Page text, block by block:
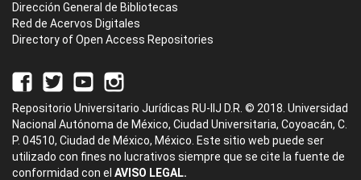
Dirección General de Bibliotecas
Red de Acervos Digitales
Directory of Open Access Repositories
Repositorio Universitario Jurídicas RU-IIJ D.R. © 2018. Universidad
Nacional Autónoma de México, Ciudad Universitaria, Coyoacán, C.
P. 04510, Ciudad de México, México. Este sitio web puede ser
utilizado con fines no lucrativos siempre que se cite la fuente de
conformidad con el AVISO LEGAL.